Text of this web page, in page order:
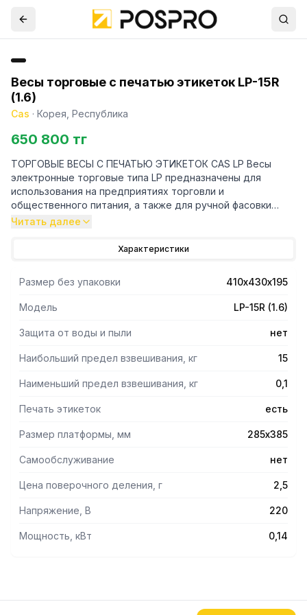
Весы торговые с печатью этикеток LP-15R
(1.6)
Cas · Корея, Республика
650 800 тг
ТОРГОВЫЕ ВЕСЫ С ПЕЧАТЬЮ ЭТИКЕТОК CAS LP Весы
электронные торговые типа LP предназначены для
использования на предприятиях торговли и
общественного питания, а также для ручной фасовки
продуктов. Весы могут применяться и в других отраслях
нержавеющей стали для пищевых продуктов.
КЛАВИШ БЫСТРОГО ВЫЗОВА 45 ВСТРОЕННЫХ ШАБЛОНОВ
ЭТИКЕТОК И 2 ПОЛЬЗОВАТЕЛЬСКИХ СКОРОСТЬ ПЕЧАТИ
ЭТИКЕТОК 80 ММ/С ДЛИНА ЭТИКЕТКИ ОТ 30 ДО 92 ММ
СУММАРНАЯ СТОИМОСТЬ ПОКУПКИ ИНТЕРФЕЙС RS-
232ТОРГОВЫЕ ВЕСЫ С ПЕЧАТЬЮ ЭТИКЕТОК CAS LP
Читать далее
Характеристики
Размер без упаковки 410х430х195
Модель LP-15R (1.6)
Защита от воды и пыли нет
Наибольший предел взвешивания, кг 15
Наименьший предел взвешивания, кг 0,1
Печать этикеток есть
Размер платформы, мм 285х385
Самообслуживание нет
Цена поверочного деления, г 2,5
Напряжение, В 220
Мощность, кВт 0,14